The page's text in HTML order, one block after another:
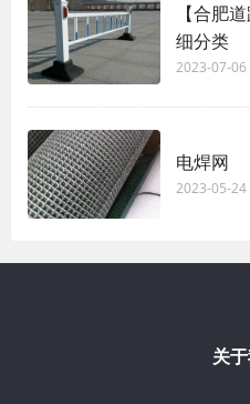
【合肥
细分类
2023-07-06
电焊网
2023-05-24
关